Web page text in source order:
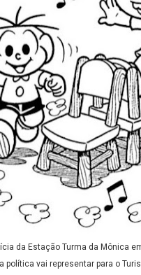
da Estação Turma da Mônica
política vai representar para o